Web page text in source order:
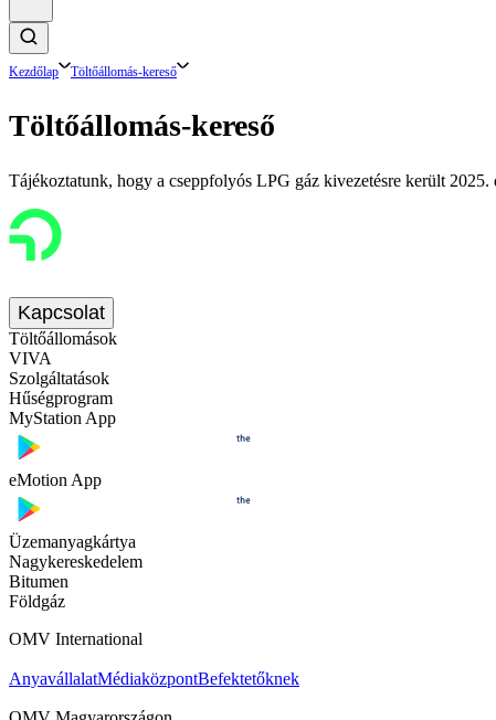
Kezdőlap Töltőállomás-kereső
Töltőállomás-kereső
Tájékoztatunk, hogy a cseppfolyós LPG gáz kivezetésre került 2025.
Kapcsolat
Töltőállomások
VIVA
Szolgáltatások
Hűségprogram
MyStation App
eMotion App
Üzemanyagkártya
Nagykereskedelem
Bitumen
Földgáz
OMV International
AnyavállalatMédiaközpontBefektetőknek